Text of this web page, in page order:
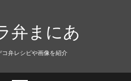
弁まにあ
コ弁レシピや画像を紹介